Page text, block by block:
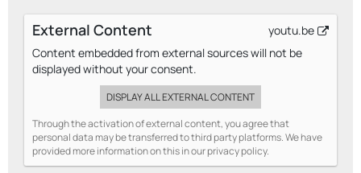
External Content
youtu.be
Content embedded from external sources will not be
displayed without your consent.
DISPLAY ALL EXTERNAL CONTENT
Through the activation of external content, you agree that
personal data may be transferred to third party platforms. We have
provided more information on this in our privacy policy.